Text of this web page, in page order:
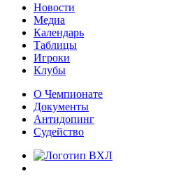
Новости
Медиа
Календарь
Таблицы
Игроки
Клубы
О Чемпионате
Документы
Антидопинг
Судейство